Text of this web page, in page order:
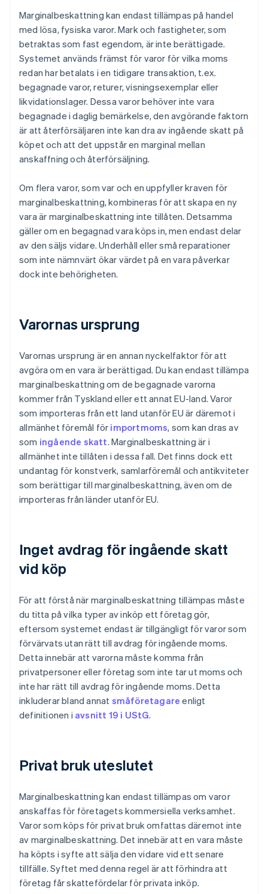
Marginalbeskattning kan endast tillämpas på handel
med lösa, fysiska varor. Mark och fastigheter, som
betraktas som fast egendom, är inte berättigade.
Systemet används främst för varor för vilka moms
redan har betalats i en tidigare transaktion, t.ex.
begagnade varor, returer, visningsexemplar eller
likvidationslager. Dessa varor behöver inte vara
begagnade i daglig bemärkelse, den avgörande faktorn
är att återförsäljaren inte kan dra av ingående skatt på
köpet och att det uppstår en marginal mellan
anskaffning och återförsäljning.
Om flera varor, som var och en uppfyller kraven för
marginalbeskattning, kombineras för att skapa en ny
vara är marginalbeskattning inte tillåten. Detsamma
gäller om en begagnad vara köps in, men endast delar
av den säljs vidare. Underhåll eller små reparationer
som inte nämnvärt ökar värdet på en vara påverkar
dock inte behörigheten.
Varornas ursprung
Varornas ursprung är en annan nyckelfaktor för att
avgöra om en vara är berättigad. Du kan endast tillämpa
marginalbeskattning om de begagnade varorna
kommer från Tyskland eller ett annat EU-land. Varor
som importeras från ett land utanför EU är däremot i
allmänhet föremål för importmoms, som kan dras av
som ingående skatt. Marginalbeskattning är i
allmänhet inte tillåten i dessa fall. Det finns dock ett
undantag för konstverk, samlarföremål och antikviteter
som berättigar till marginalbeskattning, även om de
importeras från länder utanför EU.
Inget avdrag för ingående skatt
vid köp
För att förstå när marginalbeskattning tillämpas måste
du titta på vilka typer av inköp ett företag gör,
eftersom systemet endast är tillgängligt för varor som
förvärvats utan rätt till avdrag för ingående moms.
Detta innebär att varorna måste komma från
privatpersoner eller företag som inte tar ut moms och
inte har rätt till avdrag för ingående moms. Detta
inkluderar bland annat småföretagare enligt
definitionen i avsnitt 19 i UStG.
Privat bruk uteslutet
Marginalbeskattning kan endast tillämpas om varor
anskaffas för företagets kommersiella verksamhet.
Varor som köps för privat bruk omfattas däremot inte
av marginalbeskattning. Det innebär att en vara måste
ha köpts i syfte att sälja den vidare vid ett senare
tillfälle. Syftet med denna regel är att förhindra att
företag får skattefördelar för privata inköp.